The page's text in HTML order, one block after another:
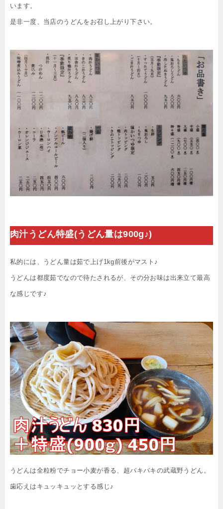
います。
是非一度、当店のうどんをお召し上がり下さい。
肉汁うどん特盛(うどん量は900g♪)
私的には、うどん量は茹で上げ1kg前後がマスト♪
うどんは都度茹でなので待たされるが、その分お味は出来立て最高
な感じです♪
うどんは全粒粉でチョー小麦が香る、超バキバキの武蔵野うどん。
歯応えはキュッキュッとする感じ♪